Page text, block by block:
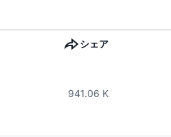
シェア
941.06 K